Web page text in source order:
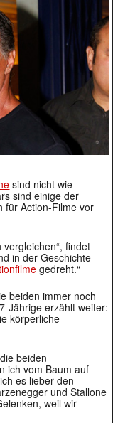
sind nicht wie
sind einige der
für Action-Filme vor
findet
in der Geschichte
gedreht.“
beiden immer noch
Jährige erzählt weiter:
körperliche
beiden
ich vom Baum auf
es lieber den
und Stallone
weil wir